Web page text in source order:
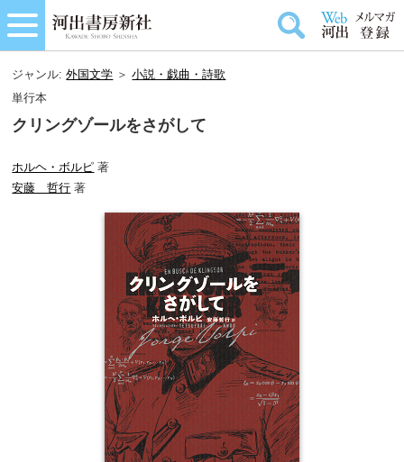
ジャンル:外国文学 ＞小説・戯曲・詩歌
単行本
クリングゾールをさがして
ホルヘ・ボルピ 著
安藤 哲行 著